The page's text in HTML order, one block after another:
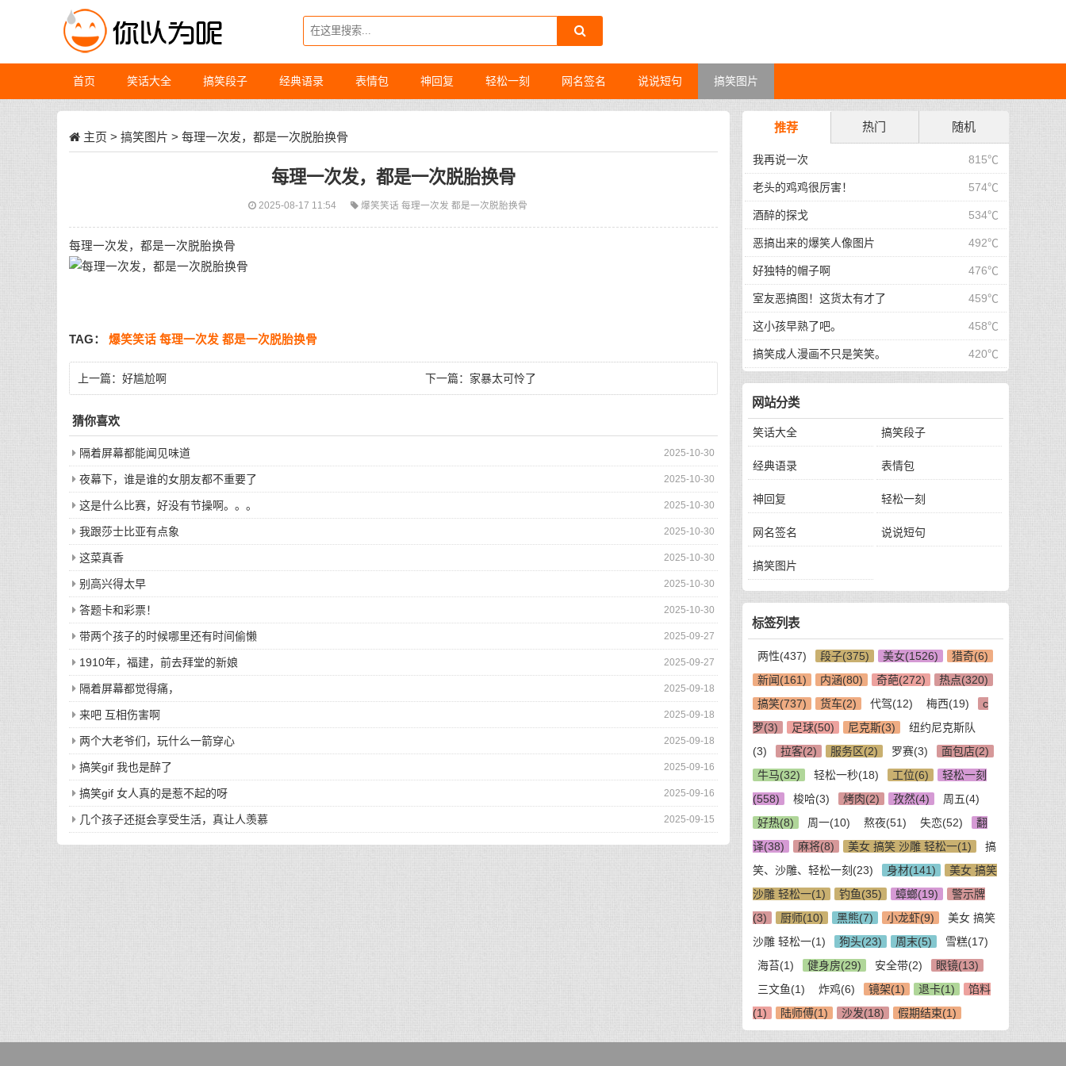
首页 笑话大全 搞笑段子 经典语录 表情包 神回复 轻松一刻 网名签名 说说短句 搞笑图片
主页 > 搞笑图片 > 每理一次发，都是一次脱胎换骨
每理一次发，都是一次脱胎换骨
2025-08-17 11:54 爆笑笑话 每理一次发 都是一次脱胎换骨
每理一次发，都是一次脱胎换骨
TAG： 爆笑笑话 每理一次发 都是一次脱胎换骨
上一篇： 好尴尬啊 下一篇： 家暴太可怜了
猜你喜欢
2025-10-30
隔着屏幕都能闻见味道
2025-10-30
夜幕下，谁是谁的女朋友都不重要了
2025-10-30
这是什么比赛，好没有节操啊。。。
2025-10-30
我跟莎士比亚有点象
2025-10-30
这菜真香
2025-10-30
别高兴得太早
2025-10-30
答题卡和彩票！
2025-09-27
带两个孩子的时候哪里还有时间偷懒
2025-09-27
1910年，福建，前去拜堂的新娘
2025-09-18
隔着屏幕都觉得痛，
2025-09-18
来吧 互相伤害啊
2025-09-18
两个大老爷们，玩什么一箭穿心
2025-09-16
搞笑gif 我也是醉了
2025-09-16
搞笑gif 女人真的是惹不起的呀
2025-09-15
几个孩子还挺会享受生活，真让人羡慕
推荐 热门 随机
815℃
我再说一次
574℃
老头的鸡鸡很厉害！
534℃
酒醉的探戈
492℃
恶搞出来的爆笑人像图片
476℃
好独特的帽子啊
459℃
室友恶搞图！这货太有才了
458℃
这小孩早熟了吧。
420℃
搞笑成人漫画不只是笑笑。
网站分类
笑话大全 搞笑段子
经典语录 表情包
神回复 轻松一刻
网名签名 说说短句
搞笑图片
标签列表
两性(437) 段子(375) 美女(1526)
猎奇(6)
新闻(161)
内涵(80) 奇葩(272)
热点(320)
搞笑(737)
货车(2) 代驾(12) 梅西(19)
c
罗(3)
足球(50) 尼克斯(3)
纽约尼克斯队
(3)
拉客(2) 服务区(2) 罗赛(3)
面包店(2)
牛马(32)
轻松一秒(18) 工位(6)
轻松一刻
(558)
梭哈(3) 烤肉(2) 孜然(4)
周五(4)
好热(8)
周一(10) 熬夜(51) 失恋(52)
翻
译(38)
麻将(8) 美女 搞笑 沙雕 轻松一(1)
搞
笑、沙雕、轻松一刻(23)
身材(141)
美女 搞笑
沙雕 轻松一(1)
钓鱼(35) 蟑螂(19)
警示牌
(3)
厨师(10) 黑熊(7) 小龙虾(9)
美女 搞笑
沙雕 轻松一(1)
狗头(23) 周末(5)
雪糕(17)
海苔(1)
健身房(29) 安全带(2)
眼镜(13)
三文鱼(1)
炸鸡(6) 镜架(1) 退卡(1)
馅料
(1)
陆师傅(1) 沙发(18) 假期结束(1)